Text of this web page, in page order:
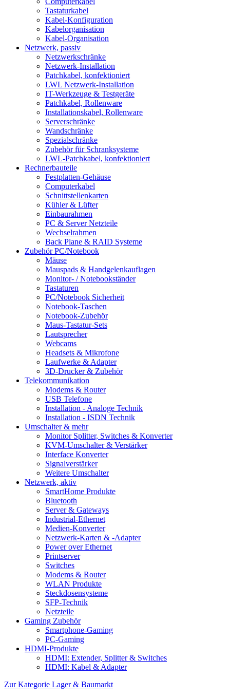
Tastaturkabel
Kabel-Konfiguration
Kabelorganisation
Kabel-Organisation
Netzwerk, passiv
Netzwerkschränke
Netzwerk-Installation
Patchkabel, konfektioniert
LWL Netzwerk-Installation
IT-Werkzeuge & Testgeräte
Patchkabel, Rollenware
Installationskabel, Rollenware
Serverschränke
Wandschränke
Spezialschränke
Zubehör für Schranksysteme
LWL-Patchkabel, konfektioniert
Rechnerbauteile
Festplatten-Gehäuse
Computerkabel
Schnittstellenkarten
Kühler & Lüfter
Einbaurahmen
PC & Server Netzteile
Wechselrahmen
Back Plane & RAID Systeme
Zubehör PC/Notebook
Mäuse
Mauspads & Handgelenkauflagen
Monitor- / Notebookständer
Tastaturen
PC/Notebook Sicherheit
Notebook-Taschen
Notebook-Zubehör
Maus-Tastatur-Sets
Lautsprecher
Webcams
Headsets & Mikrofone
Laufwerke & Adapter
3D-Drucker & Zubehör
Telekommunikation
Modems & Router
USB Telefone
Installation - Analoge Technik
Installation - ISDN Technik
Umschalter & mehr
Monitor Splitter, Switches & Konverter
KVM-Umschalter & Verstärker
Interface Konverter
Signalverstärker
Weitere Umschalter
Netzwerk, aktiv
SmartHome Produkte
Bluetooth
Server & Gateways
Industrial-Ethernet
Medien-Konverter
Netzwerk-Karten & -Adapter
Power over Ethernet
Printserver
Switches
Modems & Router
WLAN Produkte
Steckdosensysteme
SFP-Technik
Netzteile
Gaming Zubehör
Smartphone-Gaming
PC-Gaming
HDMI-Produkte
HDMI: Extender, Splitter & Switches
HDMI: Kabel & Adapter
Zur Kategorie Lager & Baumarkt